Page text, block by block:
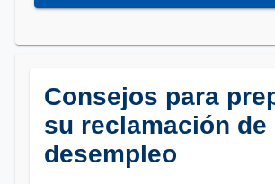
Consejos para
su reclamación de
desempleo